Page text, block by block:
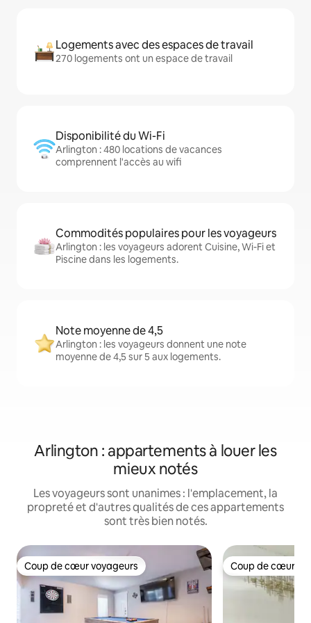
Logements avec des espaces de travail
270 logements ont un espace de travail
Disponibilité du Wi-Fi
Arlington : 480 locations de vacances
comprennent l'accès au wifi
Commodités populaires pour les voyageurs
Arlington : les voyageurs adorent Cuisine, Wi-Fi et
Piscine dans les logements.
Note moyenne de 4,5
Arlington : les voyageurs donnent une note
moyenne de 4,5 sur 5 aux logements.
Arlington : appartements à louer les
mieux notés
Les voyageurs sont unanimes : l'emplacement, la
propreté et d'autres qualités de ces appartements
sont très bien notés.
Coup de cœur voyageurs
Coup de cœur voyageurs Coup de cœur
Coup de cœur